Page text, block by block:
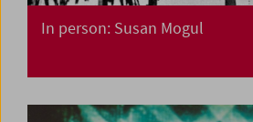
In person: Susan Mogul